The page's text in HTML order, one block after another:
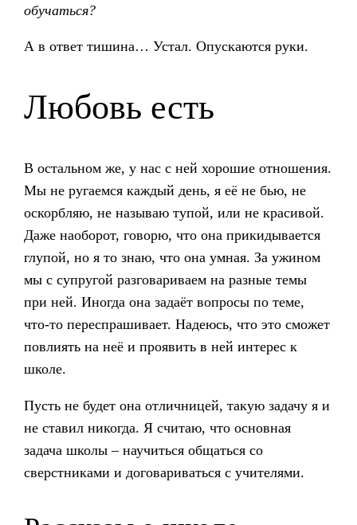
обучаться?
А в ответ тишина… Устал. Опускаются руки.
Любовь есть
В остальном же, у нас с ней хорошие отношения.
Мы не ругаемся каждый день, я её не бью, не
оскорбляю, не называю тупой, или не красивой.
Даже наоборот, говорю, что она прикидывается
глупой, но я то знаю, что она умная. За ужином
мы с супругой разговариваем на разные темы
при ней. Иногда она задаёт вопросы по теме,
что-то переспрашивает. Надеюсь, что это сможет
повлиять на неё и проявить в ней интерес к
школе.
Пусть не будет она отличницей, такую задачу я и
не ставил никогда. Я считаю, что основная
задача школы – научиться общаться со
сверстниками и договариваться с учителями.